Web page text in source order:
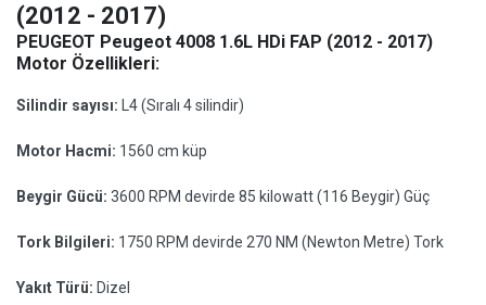
(2012 - 2017)
PEUGEOT Peugeot 4008 1.6L HDi FAP (2012 - 2017)
Motor Özellikleri:
Silindir sayısı: L4 (Sıralı 4 silindir)
Motor Hacmi: 1560 cm küp
Beygir Gücü: 3600 RPM devirde 85 kilowatt (116 Beygir) Güç
Tork Bilgileri: 1750 RPM devirde 270 NM (Newton Metre) Tork
Yakıt Türü: Dizel